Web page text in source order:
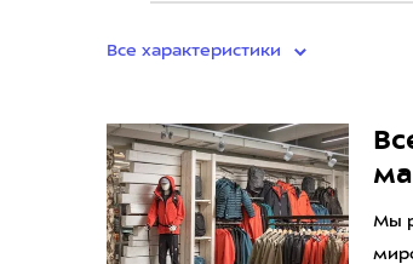
Все характеристики
Мы